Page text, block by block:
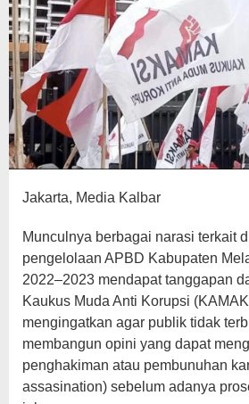
Bersalah
Jakarta, Media Kalbar
Munculnya berbagai narasi terkait
pengelolaan APBD Kabupaten
2022–2023 mendapat tanggapan
Kaukus Muda Anti Korupsi
mengingatkan agar publik tidak
membangun opini yang dapat
penghakiman atau pembunuhan
assasination) sebelum adanya